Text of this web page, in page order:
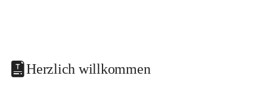
Herzlich willkommen